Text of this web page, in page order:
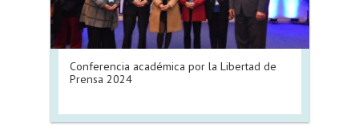
Conferencia académica por la Libertad de
Prensa 2024